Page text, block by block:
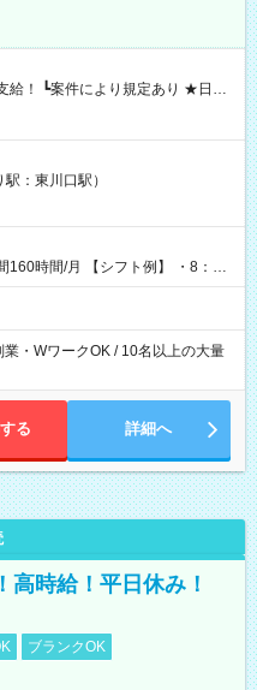
その日に現金GET♪ お仕事後はコ
ます！ 【試用期間】試
：東川口駅）
フト例】 ・8：00
・WワークOK / 10名以上の大量
る 詳細へ
時給！平日休み！
ブランクOK